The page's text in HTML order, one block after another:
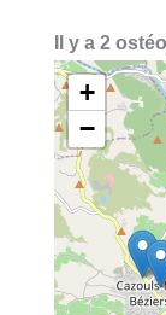
Il y a 2
+
−